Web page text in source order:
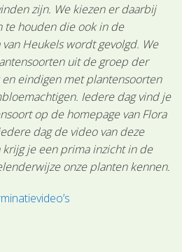
zijn. We kiezen er daarbij
te houden die ook in de
Heukels wordt gevolgd. We
uit de groep der
en eindigen met plantensoorten
Iedere dag vind je
op de homepage van Flora
dag de video van deze
je een prima inzicht in de
onze planten kennen.